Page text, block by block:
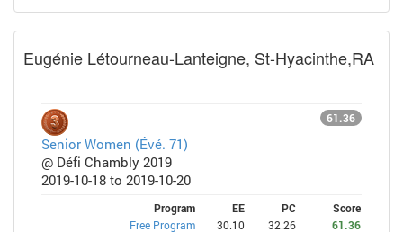
Eugénie Létourneau-Lanteigne, St-Hyacinthe,RA
61.36
Senior Women (Évé. 71)
@ Défi Chambly 2019
2019-10-18 to 2019-10-20
Program EE PC
Score
Free Program
30.10 32.26 61.36